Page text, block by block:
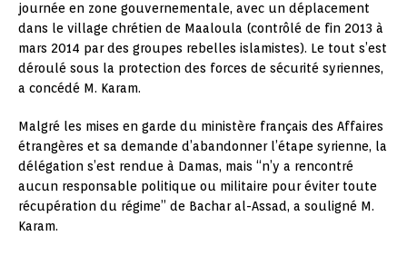
journée en zone gouvernementale, avec un déplacement
dans le village chrétien de Maaloula (contrôlé de fin 2013 à
mars 2014 par des groupes rebelles islamistes). Le tout s’est
déroulé sous la protection des forces de sécurité syriennes,
a concédé M. Karam.
Malgré les mises en garde du ministère français des Affaires
étrangères et sa demande d’abandonner l’étape syrienne, la
délégation s’est rendue à Damas, mais “n’y a rencontré
aucun responsable politique ou militaire pour éviter toute
récupération du régime” de Bachar al-Assad, a souligné M.
Karam.